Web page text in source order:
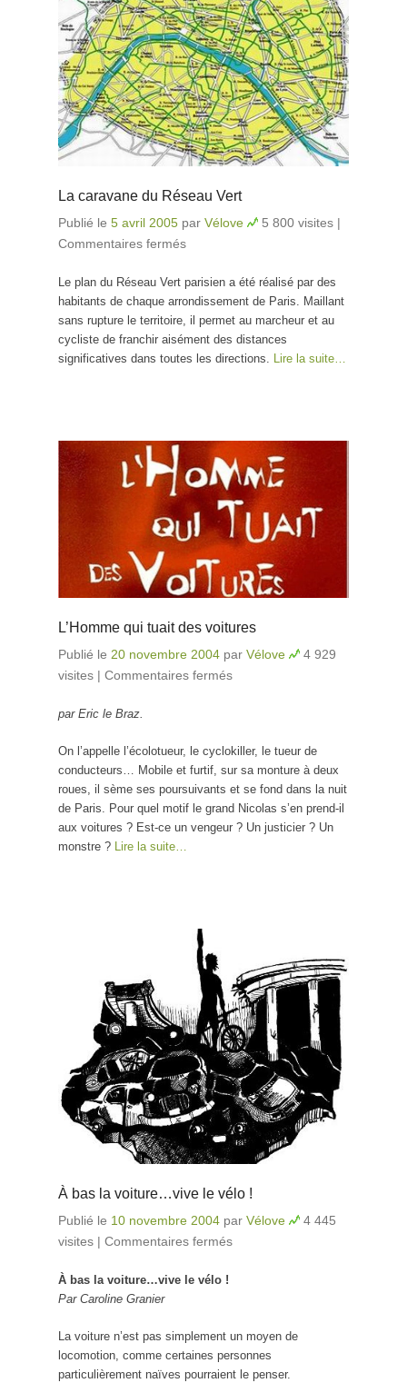
La caravane du Réseau Vert
Publié le 5 avril 2005 par Vélove 5 800 visites |
Commentaires fermés
Le plan du Réseau Vert parisien a été réalisé par des
habitants de chaque arrondissement de Paris. Maillant
sans rupture le territoire, il permet au marcheur et au
cycliste de franchir aisément des distances
significatives dans toutes les directions. Lire la suite…
L’Homme qui tuait des voitures
Publié le 20 novembre 2004 par Vélove
4 929
visites | Commentaires fermés
par Eric le Braz.
On l’appelle l’écolotueur, le cyclokiller, le tueur de
conducteurs… Mobile et furtif, sur sa monture à deux
roues, il sème ses poursuivants et se fond dans la nuit
de Paris. Pour quel motif le grand Nicolas s’en prend-il
aux voitures ? Est-ce un vengeur ? Un justicier ? Un
monstre ? Lire la suite…
À bas la voiture…vive le vélo !
Publié le 10 novembre 2004 par Vélove
4 445
visites | Commentaires fermés
À bas la voiture…vive le vélo !
Par Caroline Granier
La voiture n’est pas simplement un moyen de
locomotion, comme certaines personnes
particulièrement naïves pourraient le penser.